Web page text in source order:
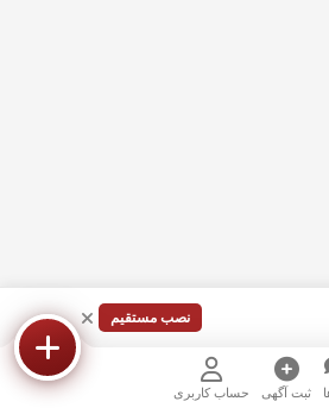
نصب مستقیم
ثبت آگهی حساب کاربری